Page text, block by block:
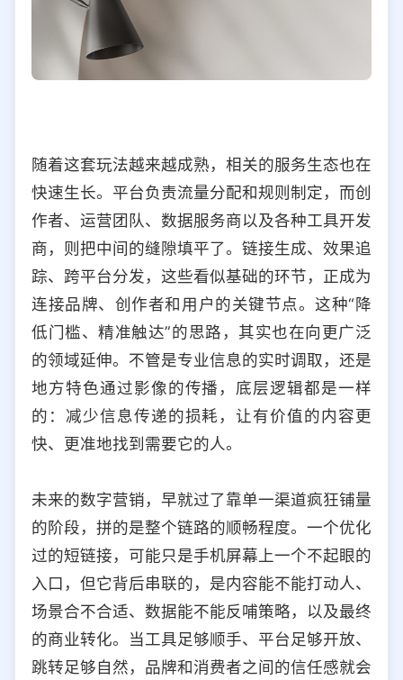
随着这套玩法越来越成熟，相关的服务生态也在
快速生长。平台负责流量分配和规则制定，而创
作者、运营团队、数据服务商以及各种工具开发
商，则把中间的缝隙填平了。链接生成、效果追
踪、跨平台分发，这些看似基础的环节，正成为
连接品牌、创作者和用户的关键节点。这种“降
低门槛、精准触达”的思路，其实也在向更广泛
的领域延伸。不管是专业信息的实时调取，还是
地方特色通过影像的传播，底层逻辑都是一样
的：减少信息传递的损耗，让有价值的内容更
快、更准地找到需要它的人。
未来的数字营销，早就过了靠单一渠道疯狂铺量
的阶段，拼的是整个链路的顺畅程度。一个优化
过的短链接，可能只是手机屏幕上一个不起眼的
入口，但它背后串联的，是内容能不能打动人、
场景合不合适、数据能不能反哺策略，以及最终
的商业转化。当工具足够顺手、平台足够开放、
跳转足够自然，品牌和消费者之间的信任感就会